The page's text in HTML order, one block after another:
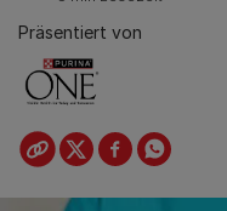
Präsentiert von